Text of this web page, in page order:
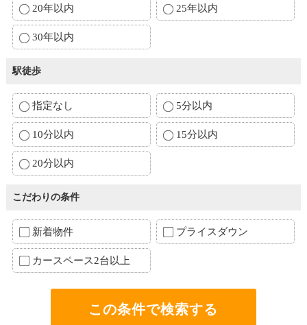
20年以内 25年以内
30年以内
駅徒歩
指定なし 5分以内
10分以内 15分以内
20分以内
こだわりの条件
新着物件 プライスダウン
カースペース2台以上